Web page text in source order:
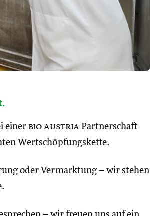
einer bio austria Partnerschaft
Wertschöpfungskette.
oder Vermarktung – wir stehen